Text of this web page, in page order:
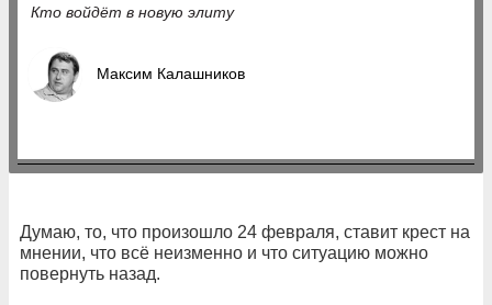
Кто войдёт в новую элиту
Максим Калашников
Думаю, то, что произошло 24 февраля, ставит крест на
мнении, что всё неизменно и что ситуацию можно
повернуть назад.